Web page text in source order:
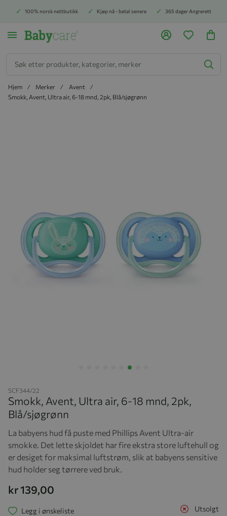
100% norsk nettbutikk Kjøp nå - betal senere 365 dager Angrerett
Hjem Merker
Avent
Smokk, Avent, Ultra air, 6-18 mnd, 2pk, Blå/sjøgrønn
SCF344/22
Smokk, Avent, Ultra air, 6-18 mnd, 2pk,
Blå/sjøgrønn
La babyens hud få puste med Phillips Avent Ultra-air
smokke. Det lette skjoldet har fire ekstra store luftehull og
er desiget for maksimal luftstrøm, slik at babyens sensitive
hud holder seg tørrere ved bruk.
kr 139,00
Utsolgt
Legg i ønskeliste